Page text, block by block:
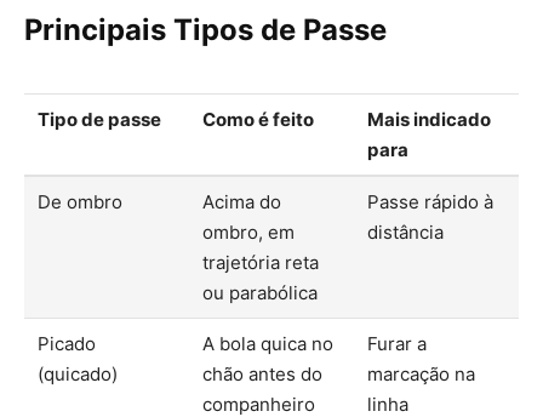
Principais Tipos de Passe
Tipo de passe Como é feito
Mais indicado
para
De ombro
Acima do
ombro, em
trajetória reta
ou parabólica
Passe rápido à
distância
Picado
(quicado)
A bola quica no
chão antes do
companheiro
Furar a
marcação na
linha